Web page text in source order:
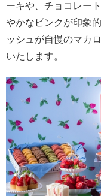
ーキや、チョコレー
やかなピンクが印象
ッシュが自慢のマカ
いたします。